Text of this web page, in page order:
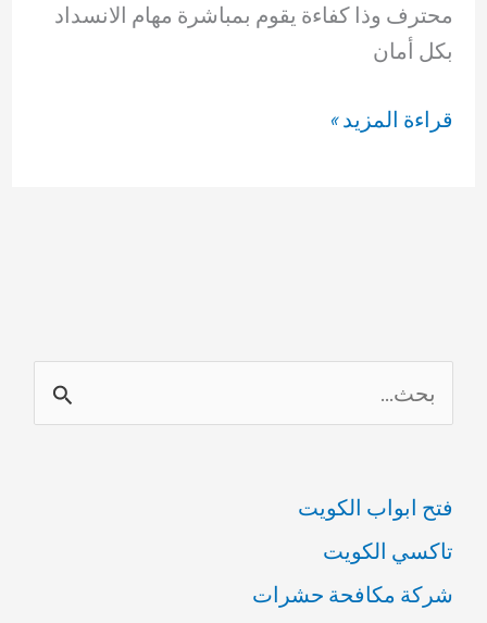
محترف وذا كفاءة يقوم بمباشرة مهام الانسداد
بكل أمان
شركات
قراءة المزيد »
ل
ح
ث
ع
فتح ابواب الكويت
تاكسي الكويت
شركة مكافحة حشرات